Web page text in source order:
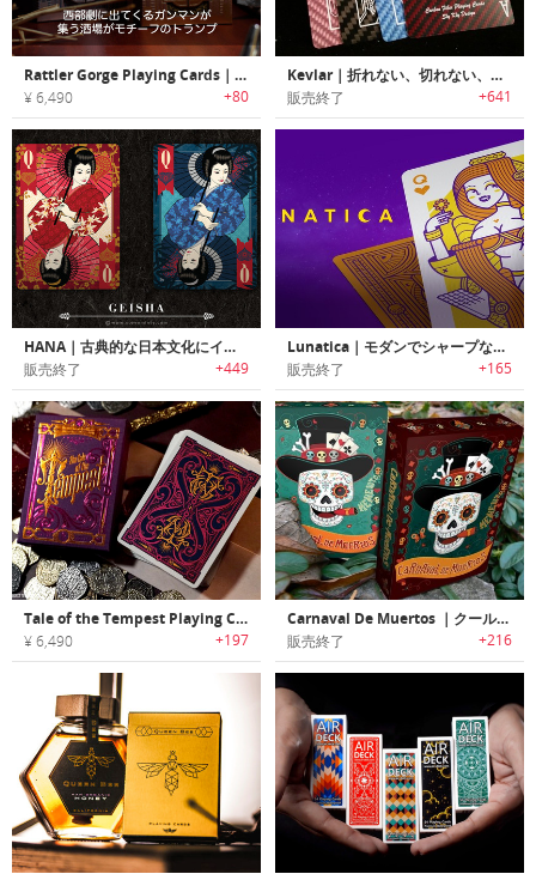
Rattler Gorge Playing Cards｜西部劇に出てくるガンマンが集う酒場がモチーフのトランプ
¥ 6,490 +80
Kevlar｜折れない、切れない、傷つかない！耐久性抜群のトランプ「ケブラートランプ」
販売終了 +641
HANA｜古典的な日本文化にインスパイアされたラグジュアリートランプセット「ハナ」
販売終了 +449
Lunatica｜モダンでシャープなテイストのフルカスタムトランプセット「ルナティカ」
販売終了 +165
Tale of the Tempest Playing Cards｜ラグジュアリートランプカード
¥ 6,490 +197
Carnaval De Muertos ｜クールなスカルが印象的なメキシコの祭典死者の日をモチーフにしたトランプ「カルナバル・デ・ムエルトストランプ」
販売終了 +216